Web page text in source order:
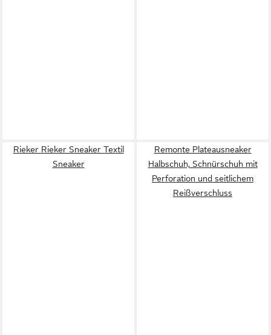
Rieker Rieker Sneaker Textil
Sneaker
Remonte Plateausneaker
Halbschuh, Schnürschuh mit
Perforation und seitlichem
Reißverschluss